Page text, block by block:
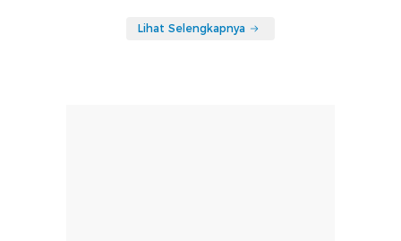
Lihat Selengkapnya